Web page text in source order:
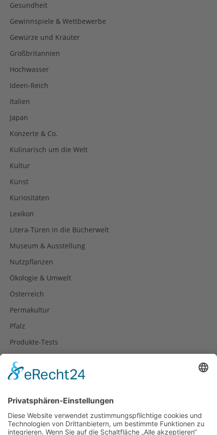
Gesundheit
Gewinnspiele & Wettbewerbe
Gewürze und Kräuter
Großbritannien
Hochwasser
Ideen-Reich
Italien
Japan
Konzerte & Co.
Kulinarisch um die Welt
Kultur
Kunst
Kuriositäten
Lexikon
Litera-Türen in die Bücherwelt
Museum & Ausstellung
Nutzpflanzen
Ökologie & Umwelt
Österreich
Permakultur
Pfalz
Produkte-Tests
Rezepte
Spanien
Südtirol